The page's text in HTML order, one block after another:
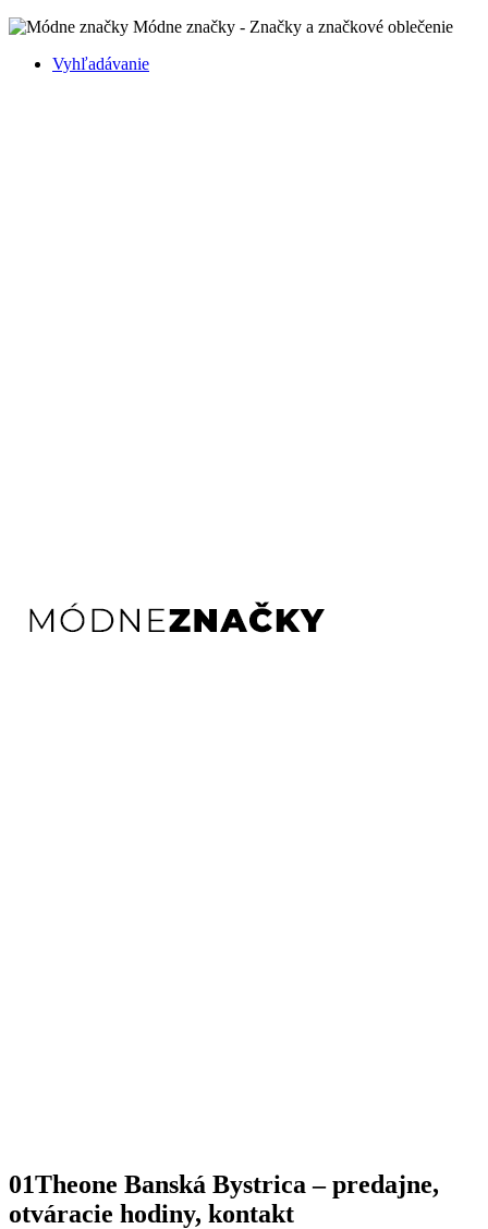
Módne značky - Značky a značkové oblečenie
Vyhľadávanie
01Theone Banská Bystrica – predajne,
otváracie hodiny, kontakt